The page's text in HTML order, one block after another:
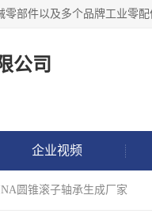
公司
企业视频
圆锥滚子轴承生成厂家